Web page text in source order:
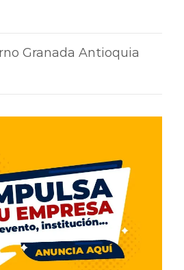
Granada Antioquia